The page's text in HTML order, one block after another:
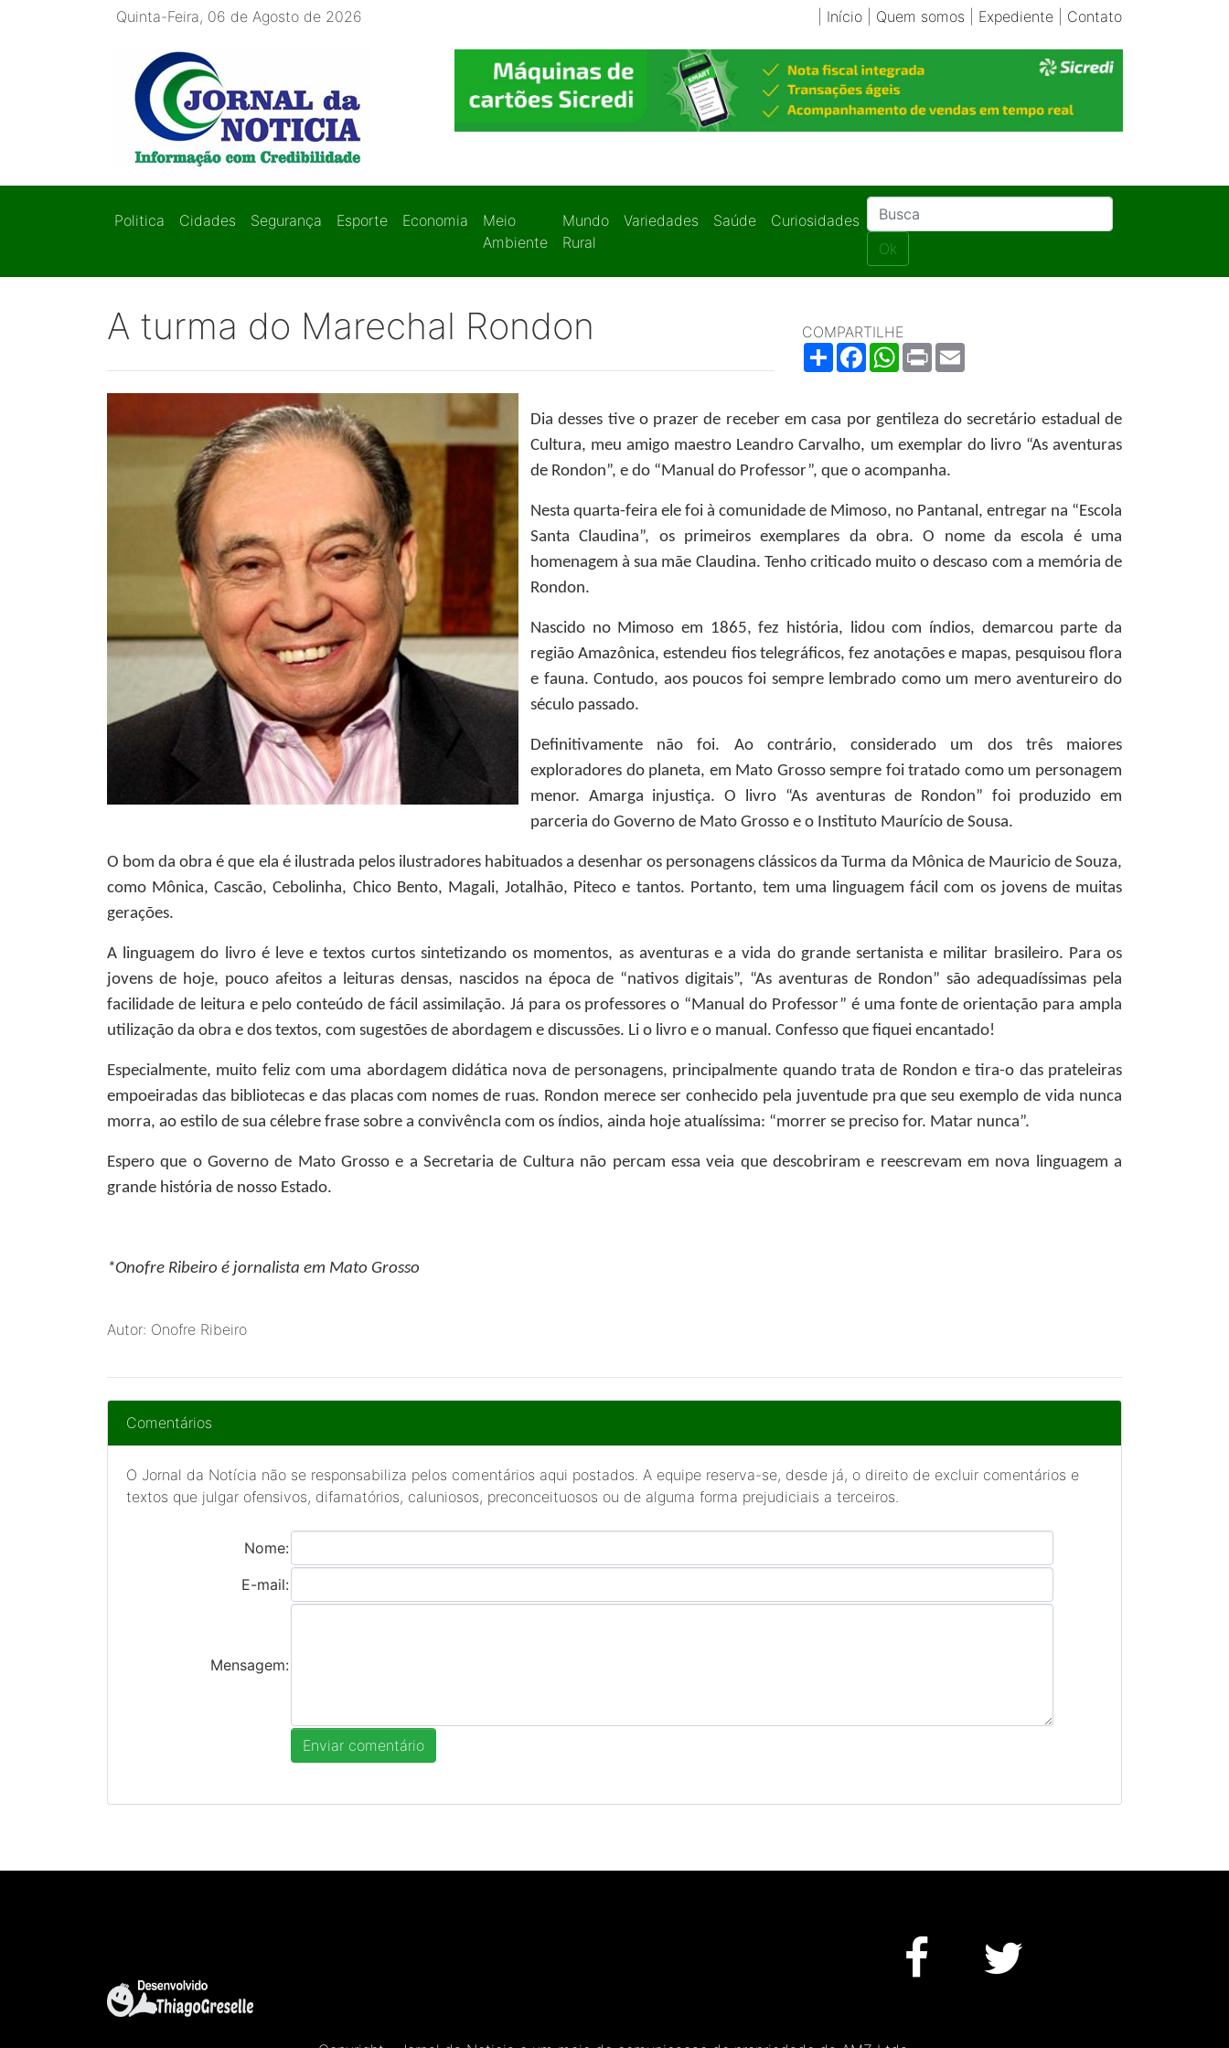
Quinta-Feira, 06 de Agosto de 2026 Início| Quem somos Expediente| Contato
Politica Cidades Segurança Esporte Economia
Meio
Ambiente
Mundo
Rural
Variedades Saúde
Curiosidades
Ok
A turma do Marechal Rondon
COMPARTILHE
ShareFacebookWhatsApp
Print
Dia desses tive o prazer de receber em casa por gentileza do secretário estadual de
Cultura, meu amigo maestro Leandro Carvalho, um exemplar do livro “As aventuras
de Rondon”, e do “Manual do Professor”, que o acompanha.
Nesta quarta-feira ele foi à comunidade de Mimoso, no Pantanal, entregar na “Escola
Santa Claudina”, os primeiros exemplares da obra. O nome da escola é uma
homenagem à sua mãe Claudina. Tenho criticado muito o descaso com a memória de
Rondon.
Nascido no Mimoso em 1865, fez história, lidou com índios, demarcou parte da
região Amazônica, estendeu fios telegráficos, fez anotações e mapas, pesquisou flora
e fauna. Contudo, aos poucos foi sempre lembrado como um mero aventureiro do
século passado.
Definitivamente não foi. Ao contrário, considerado um dos três maiores
exploradores do planeta, em Mato Grosso sempre foi tratado como um personagem
menor. Amarga injustiça. O livro “As aventuras de Rondon” foi produzido em
parceria do Governo de Mato Grosso e o Instituto Maurício de Sousa.
O bom da obra é que ela é ilustrada pelos ilustradores habituados a desenhar os personagens clássicos da Turma da Mônica de Mauricio de Souza,
como Mônica, Cascão, Cebolinha, Chico Bento, Magali, Jotalhão, Piteco e tantos. Portanto, tem uma linguagem fácil com os jovens de muitas
gerações.
A linguagem do livro é leve e textos curtos sintetizando os momentos, as aventuras e a vida do grande sertanista e militar brasileiro. Para os
jovens de hoje, pouco afeitos a leituras densas, nascidos na época de “nativos digitais”, “As aventuras de Rondon” são adequadíssimas pela
facilidade de leitura e pelo conteúdo de fácil assimilação. Já para os professores o “Manual do Professor” é uma fonte de orientação para ampla
utilização da obra e dos textos, com sugestões de abordagem e discussões. Li o livro e o manual. Confesso que fiquei encantado!
Especialmente, muito feliz com uma abordagem didática nova de personagens, principalmente quando trata de Rondon e tira-o das prateleiras
empoeiradas das bibliotecas e das placas com nomes de ruas. Rondon merece ser conhecido pela juventude pra que seu exemplo de vida nunca
morra, ao estilo de sua célebre frase sobre a convivêncIa com os índios, ainda hoje atualíssima: “morrer se preciso for. Matar nunca”.
Espero que o Governo de Mato Grosso e a Secretaria de Cultura não percam essa veia que descobriram e reescrevam em nova linguagem a
grande história de nosso Estado.
*Onofre Ribeiro é jornalista em Mato Grosso
Autor: Onofre Ribeiro
Comentários
O Jornal da Notícia não se responsabiliza pelos comentários aqui postados. A equipe reserva-se, desde já, o direito de excluir comentários e
textos que julgar ofensivos, difamatórios, caluniosos, preconceituosos ou de alguma forma prejudiciais a terceiros.
Nome:
E-mail:
Mensagem: